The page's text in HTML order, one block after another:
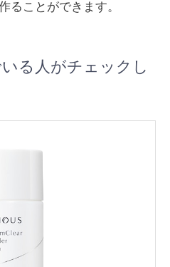
ることができます。
る人がチェックし